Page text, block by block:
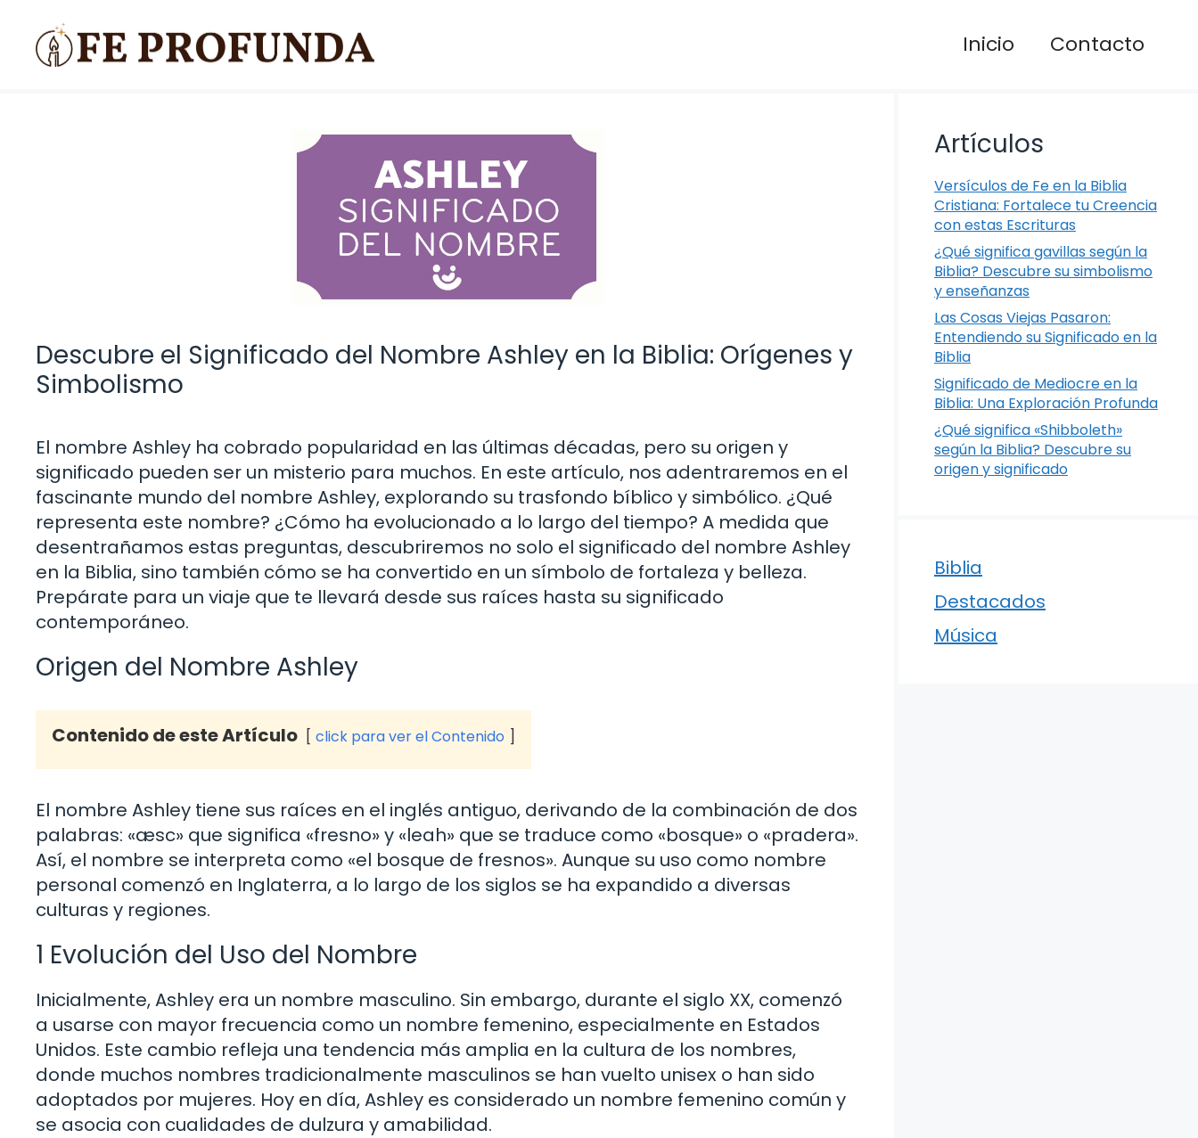
contenido
Inicio Contacto
Descubre el Significado del Nombre Ashley en la Biblia: Orígenes y
Simbolismo
El nombre Ashley ha cobrado popularidad en las últimas décadas, pero su origen y
significado pueden ser un misterio para muchos. En este artículo, nos adentraremos en el
fascinante mundo del nombre Ashley, explorando su trasfondo bíblico y simbólico. ¿Qué
representa este nombre? ¿Cómo ha evolucionado a lo largo del tiempo? A medida que
desentrañamos estas preguntas, descubriremos no solo el significado del nombre Ashley
en la Biblia, sino también cómo se ha convertido en un símbolo de fortaleza y belleza.
Prepárate para un viaje que te llevará desde sus raíces hasta su significado
contemporáneo.
Origen del Nombre Ashley
Contenido de este Artículo click para ver el Contenido
El nombre Ashley tiene sus raíces en el inglés antiguo, derivando de la combinación de dos
palabras: «æsc» que significa «fresno» y «leah» que se traduce como «bosque» o «pradera».
Así, el nombre se interpreta como «el bosque de fresnos». Aunque su uso como nombre
personal comenzó en Inglaterra, a lo largo de los siglos se ha expandido a diversas
culturas y regiones.
1 Evolución del Uso del Nombre
Inicialmente, Ashley era un nombre masculino. Sin embargo, durante el siglo XX, comenzó
a usarse con mayor frecuencia como un nombre femenino, especialmente en Estados
Unidos. Este cambio refleja una tendencia más amplia en la cultura de los nombres,
donde muchos nombres tradicionalmente masculinos se han vuelto unisex o han sido
adoptados por mujeres. Hoy en día, Ashley es considerado un nombre femenino común y
se asocia con cualidades de dulzura y amabilidad.
Artículos
Versículos de Fe en la Biblia
Cristiana: Fortalece tu Creencia
con estas Escrituras
¿Qué significa gavillas según la
Biblia? Descubre su simbolismo
y enseñanzas
Las Cosas Viejas Pasaron:
Entendiendo su Significado en la
Biblia
Significado de Mediocre en la
Biblia: Una Exploración Profunda
¿Qué significa «Shibboleth»
según la Biblia? Descubre su
origen y significado
Biblia
Destacados
Música